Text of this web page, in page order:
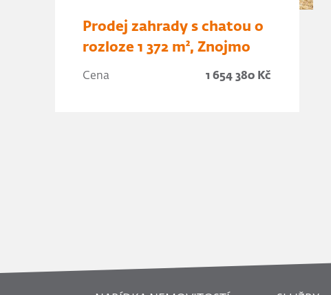
Prodej zahrady s chatou o
rozloze 1 372 m², Znojmo
Cena 1 654 380 Kč